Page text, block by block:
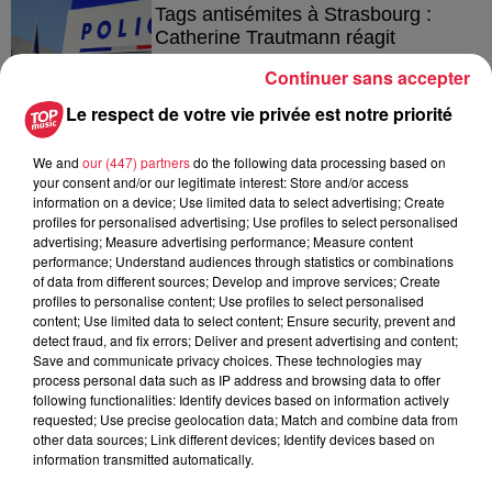
Tags antisémites à Strasbourg :
Catherine Trautmann réagit
Au zoo de Mulhouse : rencontre
avec les flamants rouges
À découvrir également
Le respect de votre vie privée est notre priorité
We and our (447) partnersdo the following data processing based on
your consent and/or our legitimate interest: Store and/or access
information on a device; Use limited data to select advertising; Create
profiles for personalised advertising; Use profiles to select personalised
advertising; Measure advertising performance; Measure content
performance; Understand audiences through statistics or combinations
of data from different sources; Develop and improve services; Create
profiles to personalise content; Use profiles to select personalised
content; Use limited data to select content; Ensure security, prevent and
detect fraud, and fix errors; Deliver and present advertising and content;
Save and communicate privacy choices. These technologies may
process personal data such as IP address and browsing data to offer
following functionalities: Identify devices based on information actively
requested; Use precise geolocation data; Match and combine data from
other data sources; Link different devices; Identify devices based on
information transmitted automatically.
Continuer sans accepter